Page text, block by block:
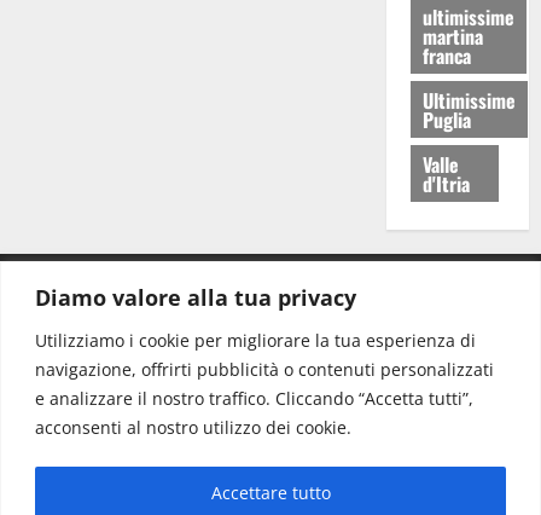
Diamo valore alla tua privacy
Utilizziamo i cookie per migliorare la tua esperienza di
navigazione, offrirti pubblicità o contenuti personalizzati
e analizzare il nostro traffico. Cliccando “Accetta tutti”,
acconsenti al nostro utilizzo dei cookie.
Accettare tutto
ultimissime
martina
franca
Ultimissime
Puglia
Valle
d'Itria
Redazione: redazione@www.martinasera.it
Direttore:direttore@www.martinasera.it
Info & Commerciale:info@www.martinasera.it